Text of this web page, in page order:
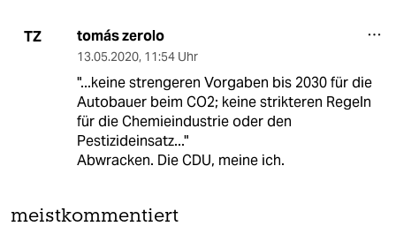
TZ tomás zerolo
13.05.2020, 11:54 Uhr
"...keine strengeren Vorgaben bis 2030 für die
Autobauer beim CO2; keine strikteren Regeln
für die Chemieindustrie oder den
Pestizideinsatz..."
Abwracken. Die CDU, meine ich.
meistkommentiert